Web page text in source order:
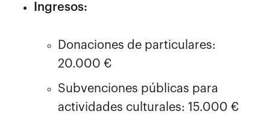
Ingresos:
Donaciones de particulares:
20.000 €
Subvenciones públicas para
actividades culturales: 15.000 €